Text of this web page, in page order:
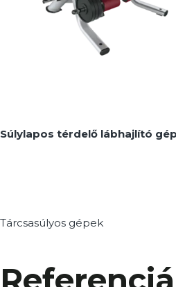
MEGNÉZEM
Súlylapos térdelő lábhajlító gép
Tárcsasúlyos gépek